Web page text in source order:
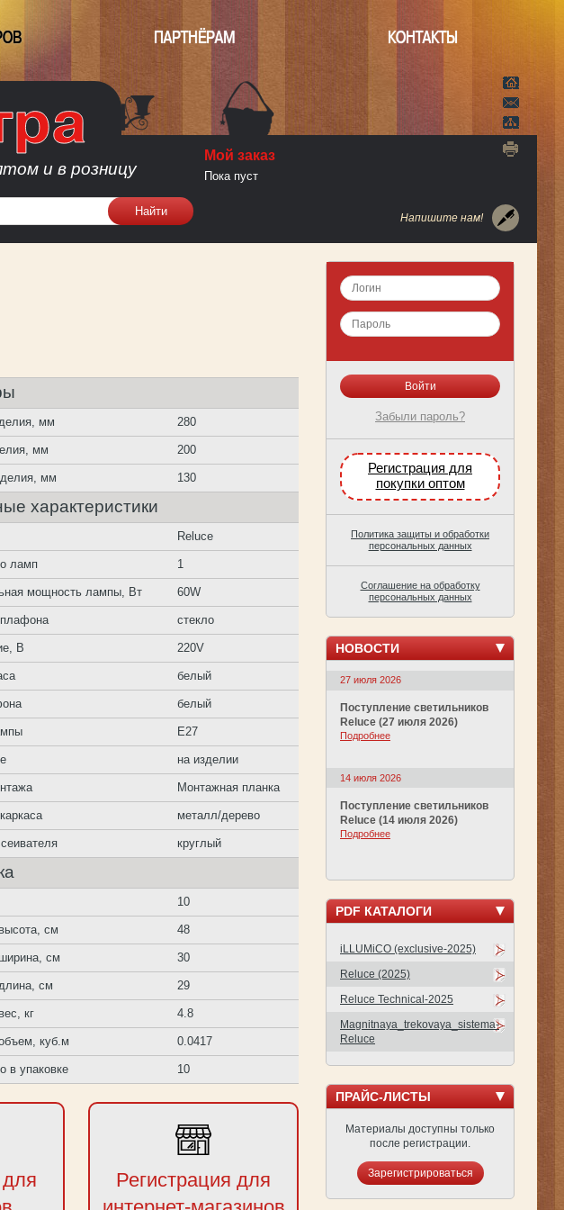
ПАРТНЁРАМ КОНТАКТЫ
и в розницу
Напишите нам!
Мой заказ
Пока пуст
мм 280
мм 200
мм 130
характеристики
Reluce
ламп 1
мощность лампы, Вт 60W
стекло
В 220V
белый
белый
E27
на изделии
Монтажная планка
металл/дерево
круглый
10
см 48
см 30
см 29
кг 4.8
куб.м 0.0417
в упаковке 10
Регистрация для
Забыли пароль?
Регистрация для
покупки оптом
Политика защиты и обработки
персональных данных
Соглашение на обработку
персональных данных
НОВОСТИ
27 июля 2026
Поступление светильников
Reluce (27 июля 2026)
Подробнее
14 июля 2026
Поступление светильников
Reluce (14 июля 2026)
Подробнее
PDF КАТАЛОГИ
iLLUMiCO (exclusive-2025)
Reluce (2025)
Reluce Technical-2025
Magnitnaya_trekovaya_sistema-
Reluce
ПРАЙС-ЛИСТЫ
Материалы доступны только
после регистрации.
Зарегистрироваться